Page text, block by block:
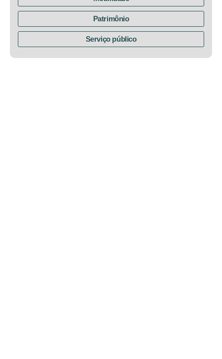
Patrimônio
Serviço público